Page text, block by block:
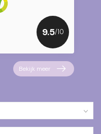
9.5/10
Bekijk meer